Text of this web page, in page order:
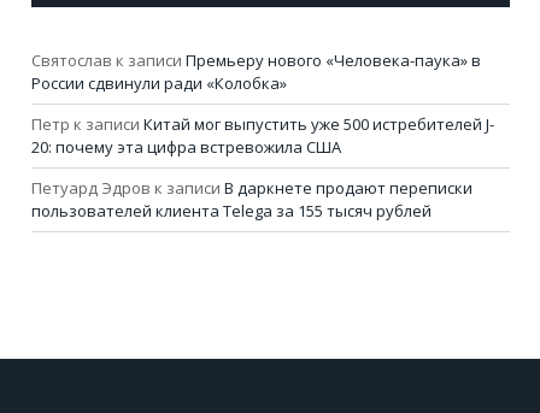
Святослав к записи Премьеру нового «Человека-паука» в
России сдвинули ради «Колобка»
Петр к записи Китай мог выпустить уже 500 истребителей J-
20: почему эта цифра встревожила США
Петуард Эдров к записи В даркнете продают переписки
пользователей клиента Telega за 155 тысяч рублей